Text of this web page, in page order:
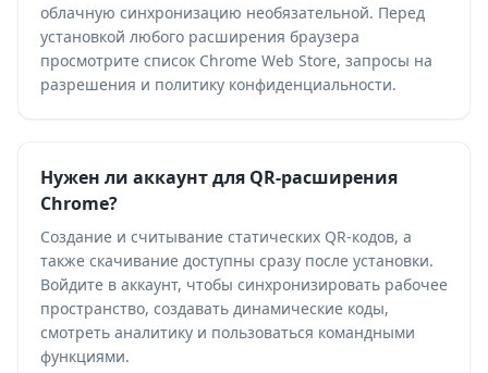
облачную синхронизацию необязательной. Перед
установкой любого расширения браузера
просмотрите список Chrome Web Store, запросы на
разрешения и политику конфиденциальности.
Нужен ли аккаунт для QR-расширения
Chrome?
Создание и считывание статических QR-кодов, а
также скачивание доступны сразу после установки.
Войдите в аккаунт, чтобы синхронизировать рабочее
пространство, создавать динамические коды,
смотреть аналитику и пользоваться командными
функциями.